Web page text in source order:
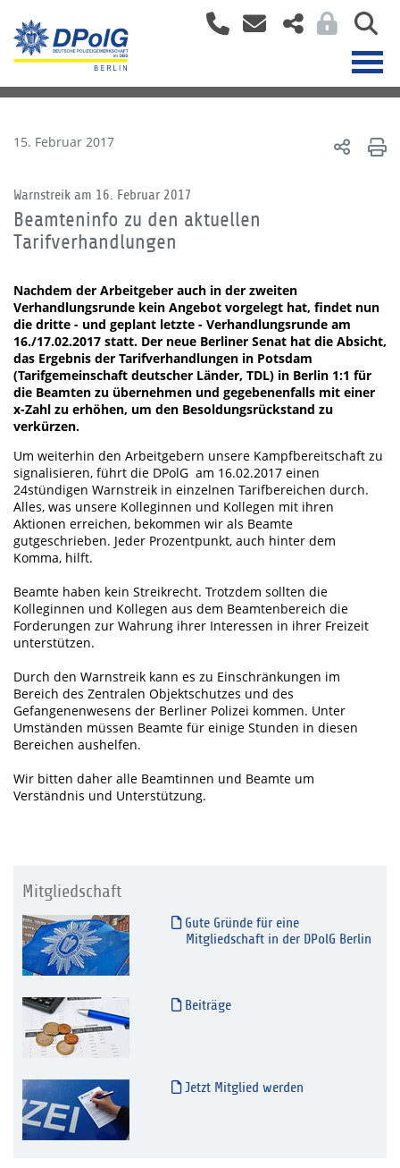
15. Februar 2017
Warnstreik am 16. Februar 2017
Beamteninfo zu den aktuellen
Tarifverhandlungen
Nachdem der Arbeitgeber auch in der zweiten
Verhandlungsrunde kein Angebot vorgelegt hat, findet nun
die dritte - und geplant letzte - Verhandlungsrunde am
16./17.02.2017 statt. Der neue Berliner Senat hat die Absicht,
das Ergebnis der Tarifverhandlungen in Potsdam
(Tarifgemeinschaft deutscher Länder, TDL) in Berlin 1:1 für
die Beamten zu übernehmen und gegebenenfalls mit einer
x-Zahl zu erhöhen, um den Besoldungsrückstand zu
verkürzen.
Um weiterhin den Arbeitgebern unsere Kampfbereitschaft zu
signalisieren, führt die DPolG am 16.02.2017 einen
24stündigen Warnstreik in einzelnen Tarifbereichen durch.
Alles, was unsere Kolleginnen und Kollegen mit ihren
Aktionen erreichen, bekommen wir als Beamte
gutgeschrieben. Jeder Prozentpunkt, auch hinter dem
Komma, hilft.
Beamte haben kein Streikrecht. Trotzdem sollten die
Kolleginnen und Kollegen aus dem Beamtenbereich die
Forderungen zur Wahrung ihrer Interessen in ihrer Freizeit
unterstützen.
Durch den Warnstreik kann es zu Einschränkungen im
Bereich des Zentralen Objektschutzes und des
Gefangenenwesens der Berliner Polizei kommen. Unter
Umständen müssen Beamte für einige Stunden in diesen
Bereichen aushelfen.
Wir bitten daher alle Beamtinnen und Beamte um
Verständnis und Unterstützung.
Mitgliedschaft
Gute Gründe für eine
Mitgliedschaft in der DPolG Berlin
Beiträge
Jetzt Mitglied werden